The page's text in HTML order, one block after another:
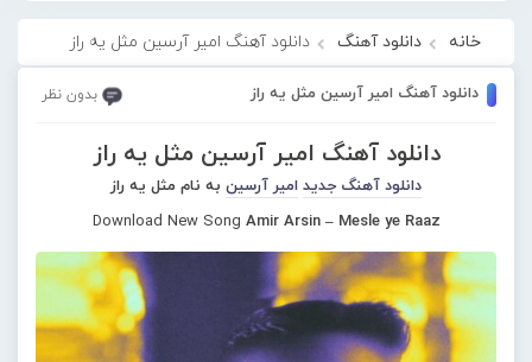
خانه دانلود آهنگ دانلود آهنگ امیر آرسین مثل یه راز
دانلود آهنگ امیر آرسین مثل یه راز بدون نظر
دانلود آهنگ امیر آرسین مثل یه راز
دانلود آهنگ جدید امیر آرسین به نام مثل یه راز
Download New Song Amir Arsin – Mesle ye Raaz